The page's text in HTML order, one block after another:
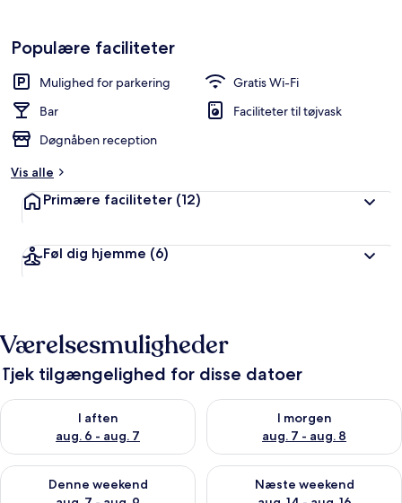
Populære faciliteter
Mulighed for parkering
Gratis Wi-Fi
Bar
Faciliteter til tøjvask
Døgnåben reception
Vis alle
Primære faciliteter (12)
Føl dig hjemme (6)
Værelsesmuligheder
Tjek tilgængelighed for disse datoer
I aften
aug. 6 - aug. 7
Tjek tilgængelighed for i aften aug. 6 - aug. 7
I morgen
aug. 7 - aug. 8
Tjek tilgængelighed for i
Denne weekend
Tjek tilgængelighed for denne weekend aug. 7 - aug. 9
Næste weekend
Tjek tilgængelighed for næste